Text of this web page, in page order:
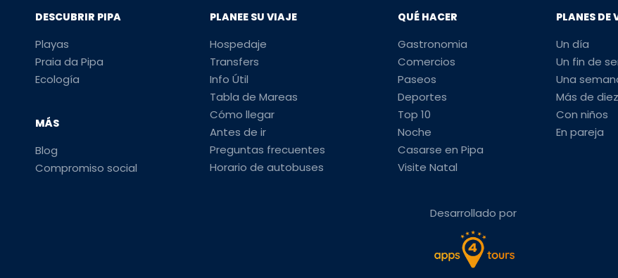
DESCUBRIR PIPA
Playas
Praia da Pipa
Ecología
MÁS
Blog
Compromiso social
PLANEE SU VIAJE
Hospedaje
Transfers
Info Útil
Tabla de Mareas
Cómo llegar
Antes de ir
Preguntas frecuentes
Horario de autobuses
QUÉ HACER
Gastronomia
Comercios
Paseos
Deportes
Top 10
Noche
Casarse en Pipa
Visite Natal
PLANES DE
Un día
Un fin de
Una
Más de
Con niños
En pareja
Desarrollado por